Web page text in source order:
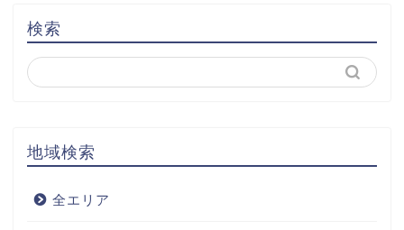
検索
地域検索
全エリア